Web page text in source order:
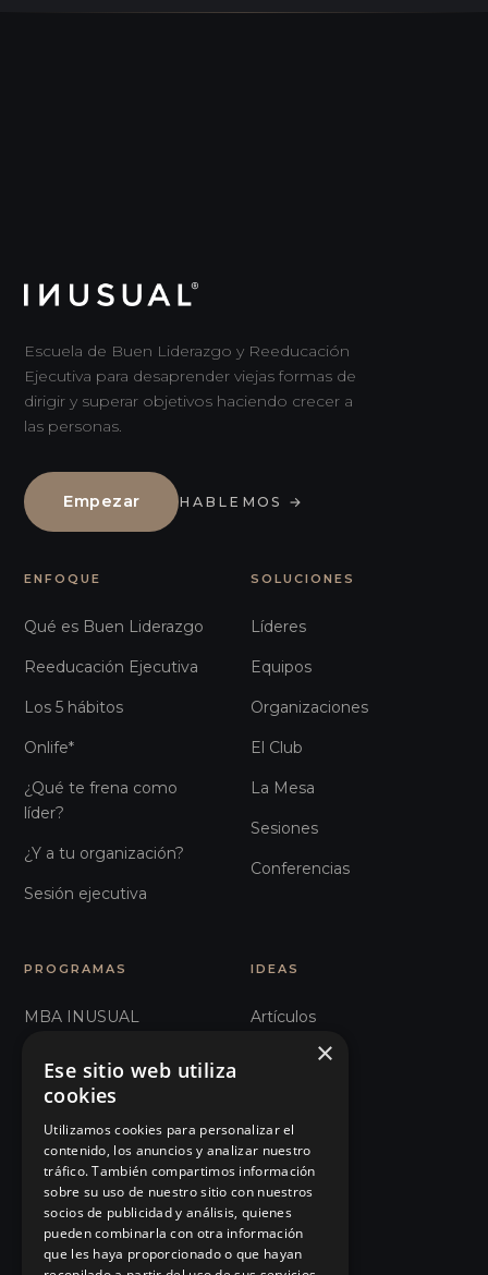
Escuela de Buen Liderazgo y Reeducación
Ejecutiva para desaprender viejas formas de
dirigir y superar objetivos haciendo crecer a
las personas.
Empezar HABLEMOS →
ENFOQUE
Qué es Buen Liderazgo
Reeducación Ejecutiva
Los 5 hábitos
Onlife*
¿Qué te frena como
líder?
¿Y a tu organización?
Sesión ejecutiva
SOLUCIONES
Líderes
Equipos
Organizaciones
El Club
La Mesa
Sesiones
Conferencias
PROGRAMAS
MBA INUSUAL
Recursos Inhumanos
Comunicación e
Influencia
101 Errores de liderazgo
Organizaciones Sanitarias
IDEAS
Artículos
Podcast
Manifiesto
Eventos
Tienda
×
Ese sitio web utiliza
cookies
Utilizamos cookies para personalizar el
contenido, los anuncios y analizar nuestro
tráfico. También compartimos información
sobre su uso de nuestro sitio con nuestros
socios de publicidad y análisis, quienes
pueden combinarla con otra información
que les haya proporcionado o que hayan